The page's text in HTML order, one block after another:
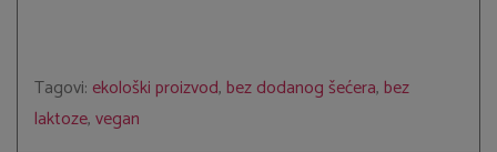
Tagovi: ekološki proizvod,bez dodanog šećera,bez
laktoze,vegan